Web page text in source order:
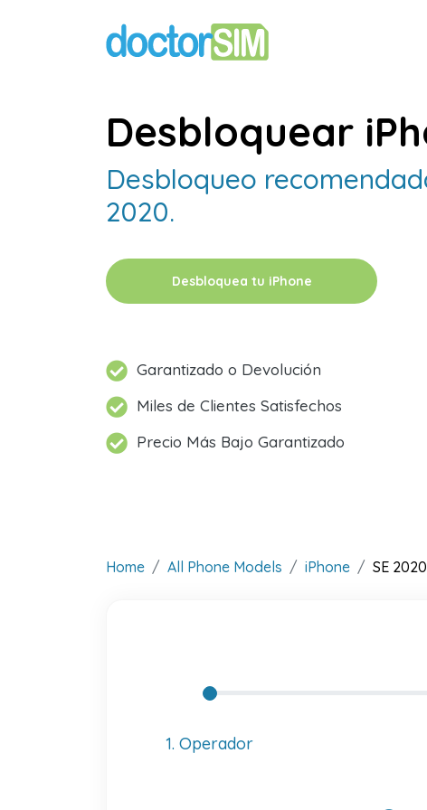
Desbloquear
Desbloqueo
2020.
Desbloquea tu iPhone
Garantizado o Devolución
Miles de Clientes Satisfechos
Precio Más Bajo Garantizado
Home All Phone Models iPhone SE 2020
1. Operador